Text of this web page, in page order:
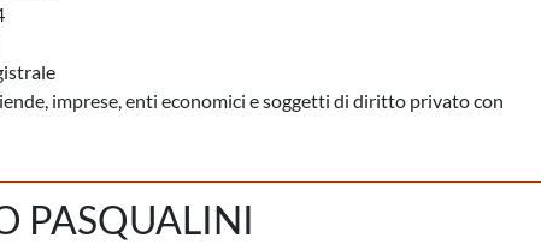
imprese, enti economici e soggetti di diritto privato con
PASQUALINI